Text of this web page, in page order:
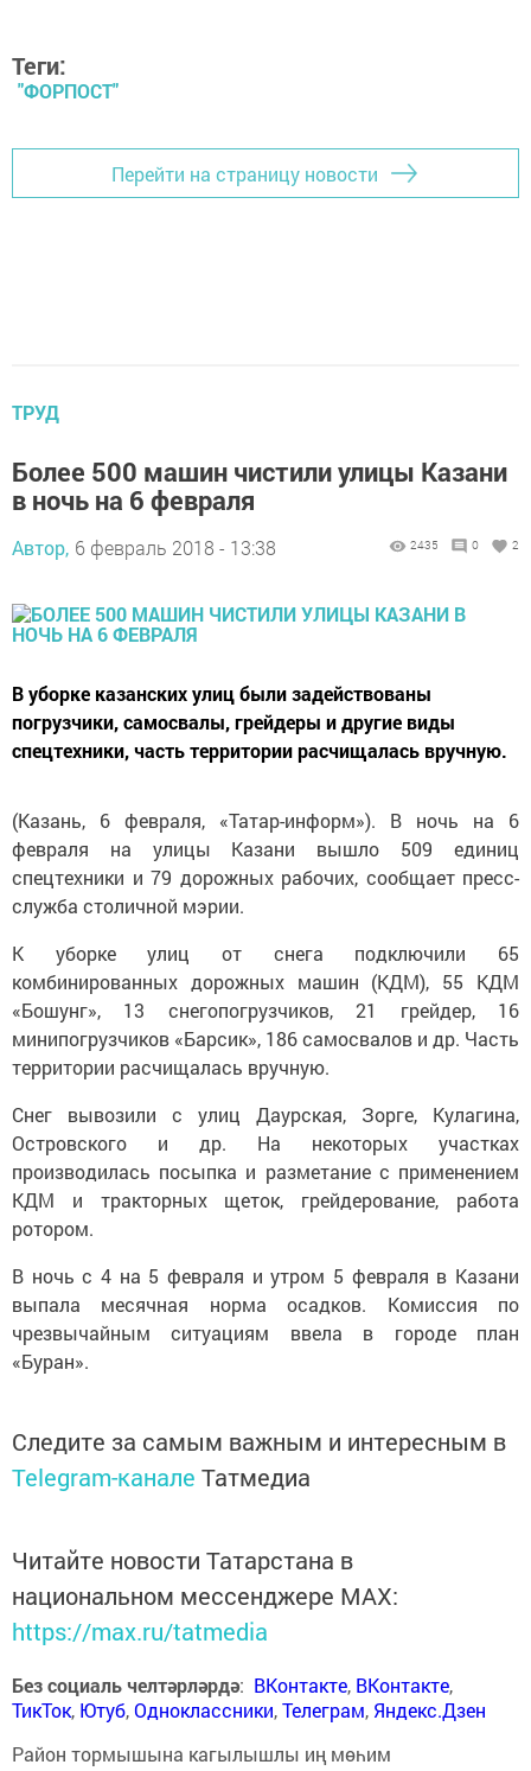
Теги:
"ФОРПОСТ"
Перейти на страницу новости
ТРУД
Более 500 машин чистили улицы Казани
в ночь на 6 февраля
Автор, 6 февраль 2018 - 13:38 2435 0 2
В уборке казанских улиц были задействованы
погрузчики, самосвалы, грейдеры и другие виды
спецтехники, часть территории расчищалась вручную.
(Казань, 6 февраля, «Татар-информ»). В ночь на 6
февраля на улицы Казани вышло 509 единиц
спецтехники и 79 дорожных рабочих, сообщает пресс-
служба столичной мэрии.
К уборке улиц от снега подключили 65
комбинированных дорожных машин (КДМ), 55 КДМ
«Бошунг», 13 снегопогрузчиков, 21 грейдер, 16
минипогрузчиков «Барсик», 186 самосвалов и др. Часть
территории расчищалась вручную.
Снег вывозили с улиц Даурская, Зорге, Кулагина,
Островского и др. На некоторых участках
производилась посыпка и разметание с применением
КДМ и тракторных щеток, грейдерование, работа
ротором.
В ночь с 4 на 5 февраля и утром 5 февраля в Казани
выпала месячная норма осадков. Комиссия по
чрезвычайным ситуациям ввела в городе план
«Буран».
Следите за самым важным и интересным в
Telegram-канале Татмедиа
Читайте новости Татарстана в
национальном мессенджере MАХ:
https://max.ru/tatmedia
Без социаль челтәрләрдә: ВКонтакте, ВКонтакте,
ТикТок, Ютуб,Одноклассники,Телеграм, Яндекс.Дзен
Район тормышына кагылышлы иң мөһим